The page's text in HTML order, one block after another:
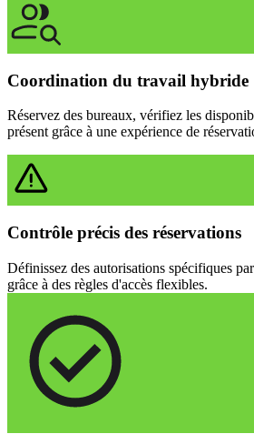
Coordination du travail hybride
Réservez des bureaux, vérifiez les
présent grâce à une expérience de
Contrôle précis des réservations
Définissez des autorisations spécifiques
grâce à des règles d'accès flexibles.